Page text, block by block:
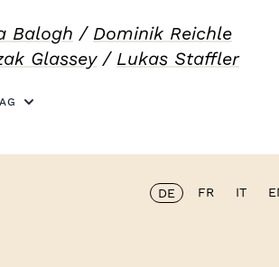
Balogh / Dominik Reichle
Glassey/ Lukas Staffler
DE FR IT